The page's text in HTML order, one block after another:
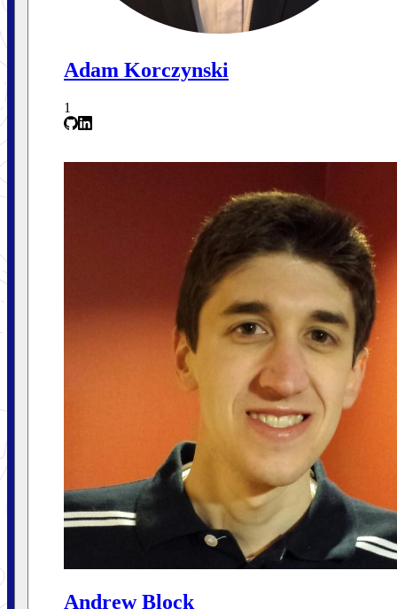
Adam Korczynski
1
Andrew Block